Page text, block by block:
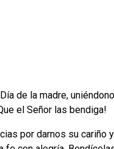
de la madre,
el Señor las bendiga!
por darnos su cariño